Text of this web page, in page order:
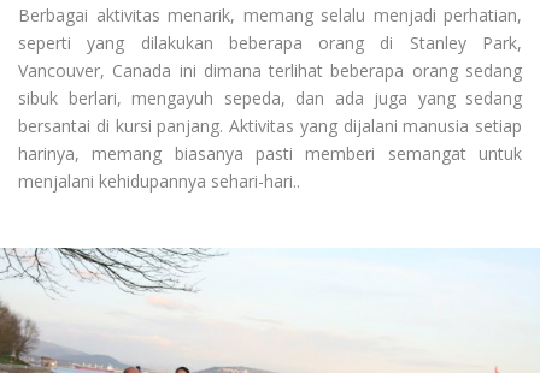
Berbagai aktivitas menarik, memang selalu menjadi perhatian,
seperti yang dilakukan beberapa orang di Stanley Park,
Vancouver, Canada ini dimana terlihat beberapa orang sedang
sibuk berlari, mengayuh sepeda, dan ada juga yang sedang
bersantai di kursi panjang. Aktivitas yang dijalani manusia setiap
harinya, memang biasanya pasti memberi semangat untuk
menjalani kehidupannya sehari-hari..